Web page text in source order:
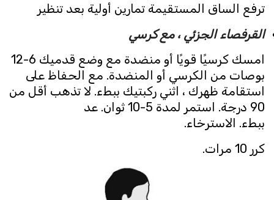
ترفع الساق المستقيمة تمارين أولية بعد تنظير
القرفصاء الجزئي ، مع كرسي
امسك كرسيًا قويًا أو منضدة مع وضع قدميك 6-12
بوصات من الكرسي أو المنضدة. مع الحفاظ على
استقامة ظهرك ، اثني ركبتيك ببطء. لا تذهب أقل من
90 درجة. استمر لمدة 5-10 ثوان. عد
ببطء. الاسترخاء.
كرر 10 مرات.